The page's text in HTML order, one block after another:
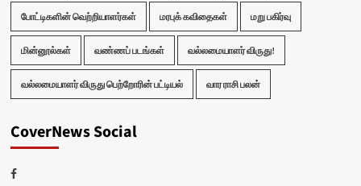
போட்டிகளின் வெற்றியாளர்கள் மரபுக் கவிதைகள் மறு பகிர்வு
மின்னூல்கள் வண்ணப் படங்கள் வல்லமையாளர் விருது!
வல்லமையாளர் விருது பெற்றோரின் பட்டியல் வார ராசி பலன்
CoverNews Social
Facebook